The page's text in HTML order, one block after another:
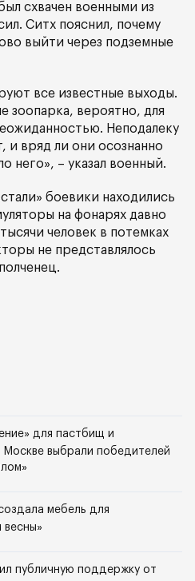
схвачен военными из
Ситх пояснил, почему
выйти через подземные
все известные выходы.
зоопарка, вероятно, для
Неподалеку
и вряд ли они осознанно
него», – указал военный.
боевики находились
на фонарях давно
человек в потемках
не представлялось
для пастбищ и
выбрали победителей
мебель для
весны»
публичную поддержку от